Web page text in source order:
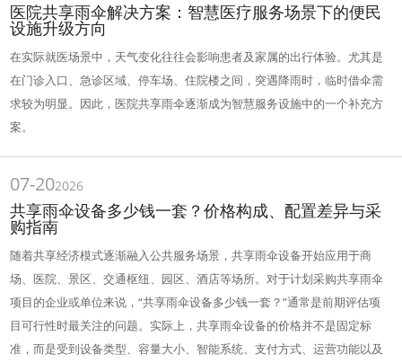
医院共享雨伞解决方案：智慧医疗服务场景下的便民
设施升级方向
在实际就医场景中，天气变化往往会影响患者及家属的出行体验。尤其是
在门诊入口、急诊区域、停车场、住院楼之间，突遇降雨时，临时借伞需
求较为明显。因此，医院共享雨伞逐渐成为智慧服务设施中的一个补充方
案。
07-202026
共享雨伞设备多少钱一套？价格构成、配置差异与采
购指南
随着共享经济模式逐渐融入公共服务场景，共享雨伞设备开始应用于商
场、医院、景区、交通枢纽、园区、酒店等场所。对于计划采购共享雨伞
项目的企业或单位来说，“共享雨伞设备多少钱一套？”通常是前期评估项
目可行性时最关注的问题。实际上，共享雨伞设备的价格并不是固定标
准，而是受到设备类型、容量大小、智能系统、支付方式、运营功能以及